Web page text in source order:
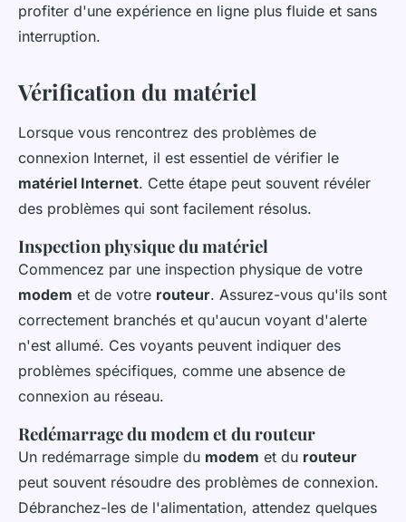
profiter d'une expérience en ligne plus fluide et sans
interruption.
Vérification du matériel
Lorsque vous rencontrez des problèmes de
connexion Internet, il est essentiel de vérifier le
matériel Internet. Cette étape peut souvent révéler
des problèmes qui sont facilement résolus.
Inspection physique du matériel
Commencez par une inspection physique de votre
modem et de votre routeur. Assurez-vous qu'ils sont
correctement branchés et qu'aucun voyant d'alerte
n'est allumé. Ces voyants peuvent indiquer des
problèmes spécifiques, comme une absence de
connexion au réseau.
Redémarrage du modem et du routeur
Un redémarrage simple du modem et du routeur
peut souvent résoudre des problèmes de connexion.
Débranchez-les de l'alimentation, attendez quelques